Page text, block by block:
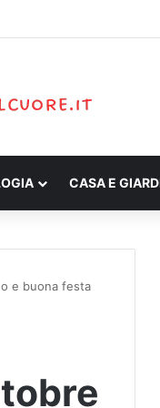
CASA E
e buona festa